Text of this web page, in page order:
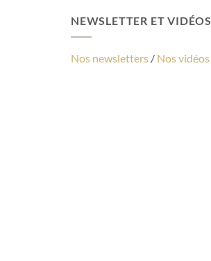
NEWSLETTER ET VIDÉOS
Nos newsletters / Nos vidéos